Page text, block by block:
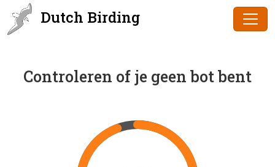
Dutch Birding
Controleren of je geen bot bent